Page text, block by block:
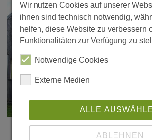
Wir nutzen Cookies auf unserer
ihnen sind technisch notwendig,
helfen, diese Website zu verbessern
Funktionalitäten zur Verfügung zu
Notwendige Cookies
Externe Medien
ALLE
ABLEHNEN